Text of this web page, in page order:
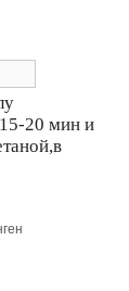
20 мин и